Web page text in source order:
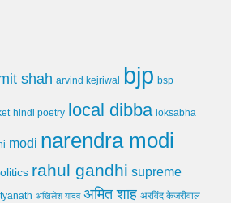
shah arvind kejriwal bjp bsp
hindi poetry local dibba loksabha
modi narendra modi
rahul gandhi supreme
अखिलेश यादव अमित शाह अरविंद केजरीवाल